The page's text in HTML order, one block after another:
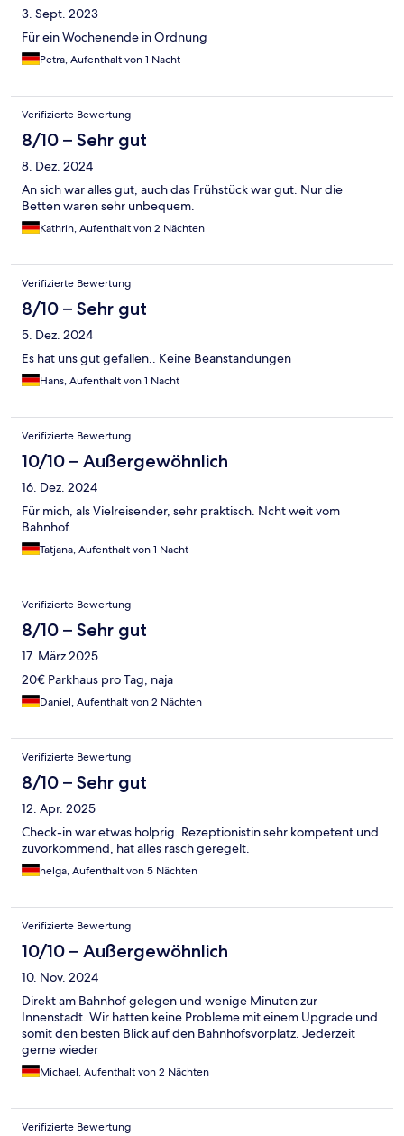
3. Sept. 2023
Für ein Wochenende in Ordnung
Petra, Aufenthalt von 1 Nacht
Verifizierte Bewertung
8/10 – Sehr gut
8. Dez. 2024
An sich war alles gut, auch das Frühstück war gut. Nur die
Betten waren sehr unbequem.
Kathrin, Aufenthalt von 2 Nächten
Verifizierte Bewertung
8/10 – Sehr gut
5. Dez. 2024
Es hat uns gut gefallen.. Keine Beanstandungen
Hans, Aufenthalt von 1 Nacht
Verifizierte Bewertung
10/10 – Außergewöhnlich
16. Dez. 2024
Für mich, als Vielreisender, sehr praktisch. Ncht weit vom
Bahnhof.
Tatjana, Aufenthalt von 1 Nacht
Verifizierte Bewertung
8/10 – Sehr gut
17. März 2025
20€ Parkhaus pro Tag, naja
Daniel, Aufenthalt von 2 Nächten
Verifizierte Bewertung
8/10 – Sehr gut
12. Apr. 2025
Check-in war etwas holprig. Rezeptionistin sehr kompetent und
zuvorkommend, hat alles rasch geregelt.
helga, Aufenthalt von 5 Nächten
Verifizierte Bewertung
10/10 – Außergewöhnlich
10. Nov. 2024
Direkt am Bahnhof gelegen und wenige Minuten zur
Innenstadt. Wir hatten keine Probleme mit einem Upgrade und
somit den besten Blick auf den Bahnhofsvorplatz. Jederzeit
gerne wieder
Michael, Aufenthalt von 2 Nächten
Verifizierte Bewertung